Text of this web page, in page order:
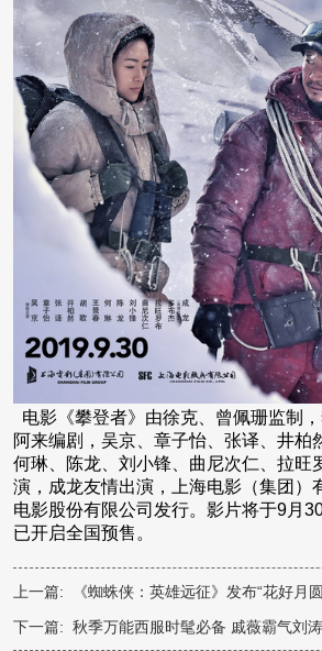
电影《攀登者》由徐克、曾佩珊监制
阿来编剧，吴京、章子怡、张译、井柏
何琳、陈龙、刘小锋、曲尼次仁、拉旺
演，成龙友情出演，上海电影（集团）
电影股份有限公司发行。影片将于9月
已开启全国预售。
上一篇:
《蜘蛛侠：英雄远征》发布“花好月
狗粮爱意满满
下一篇: 秋季万能西服时髦必备 戚薇霸气刘